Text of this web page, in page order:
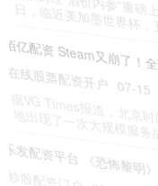
新浪财经“酒价内参”重磅
日，临近美加墨世界杯，
佰亿配资 Steam又崩了！
在线股票配资开户
07-15
据VG Times报道，北京
地出现了一次大规模服务
乐发配资平台 《恐怖黎明